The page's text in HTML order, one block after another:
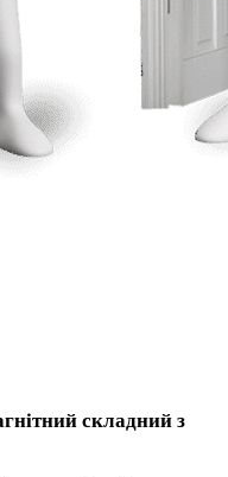
складний з